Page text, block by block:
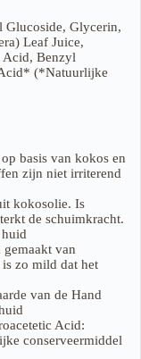
Glucoside, Glycerin,
Leaf Juice,
Benzyl
(*Natuurlijke
basis van kokos en
zijn niet irriterend
kokosolie. Is
de schuimkracht.
van
zo mild dat het
van de Hand
Acid:
conserveermiddel